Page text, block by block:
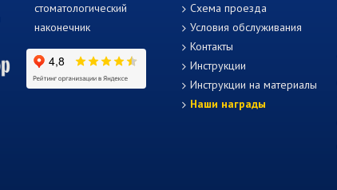
стоматологический
наконечник
Схема проезда
Условия обслуживания
Контакты
Инструкции
Инструкции на материалы
Наши награды